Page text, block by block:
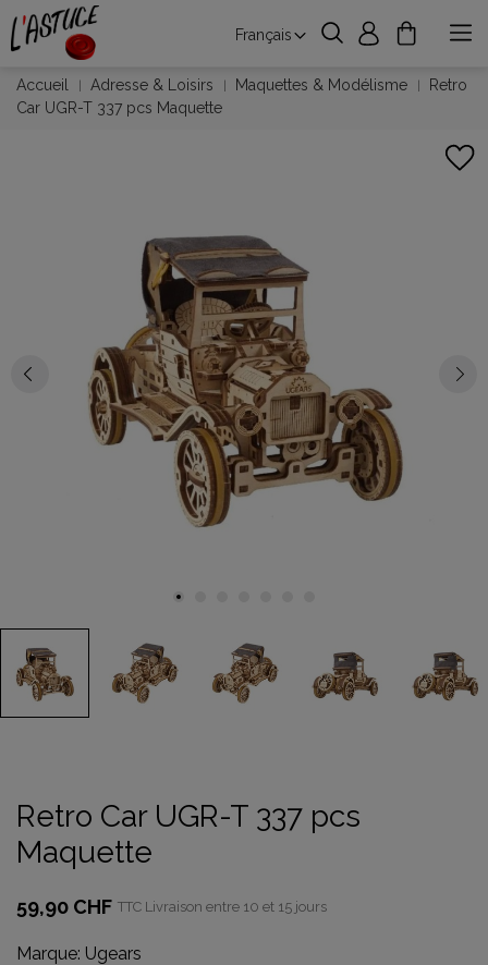
Français
Accueil Adresse & Loisirs Maquettes & Modélisme
Retro
Car UGR-T 337 pcs Maquette
Retro Car UGR-T 337 pcs
Maquette
59,90 CHF TTC Livraison entre 10 et 15 jours
Marque: Ugears